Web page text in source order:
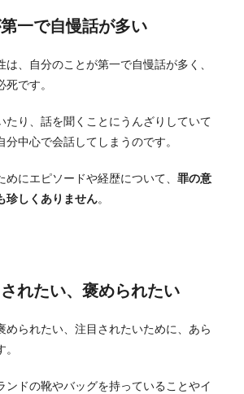
一で自慢話が多い
は、自分のことが第一で自慢話が多く、
です。
たり、話を聞くことにうんざりしていて
分中心で会話してしまうのです。
めにエピソードや経歴について、 罪の意
珍しくありません。
れたい、褒められたい
められたい、注目されたいために、あら
ンドの靴やバッグを持っていることやイ